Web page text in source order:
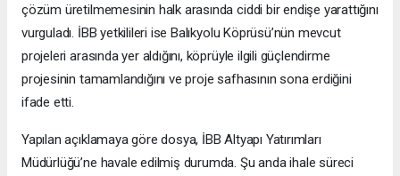
çözüm üretilmemesinin halk arasında ciddi bir endişe yarattığını
vurguladı. İBB yetkilileri ise Balıkyolu Köprüsü’nün mevcut
projeleri arasında yer aldığını, köprüyle ilgili güçlendirme
projesinin tamamlandığını ve proje safhasının sona erdiğini
ifade etti.
Yapılan açıklamaya göre dosya, İBB Altyapı Yatırımları
Müdürlüğü’ne havale edilmiş durumda. Şu anda ihale süreci